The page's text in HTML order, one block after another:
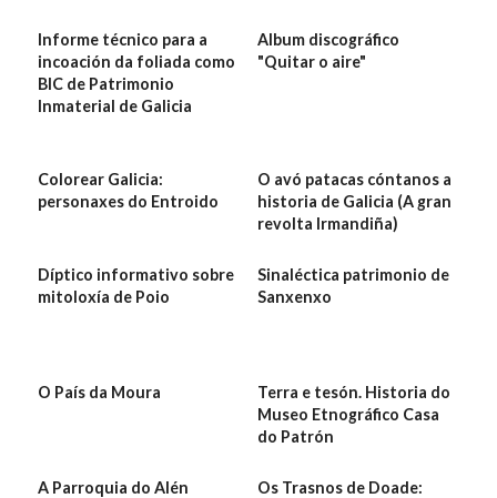
Informe técnico para a
incoación da foliada como
BIC de Patrimonio
Inmaterial de Galicia
Album discográfico
"Quitar o aire"
Colorear Galicia:
personaxes do Entroido
O avó patacas cóntanos a
historia de Galicia (A gran
revolta Irmandiña)
Díptico informativo sobre
mitoloxía de Poio
Sinaléctica patrimonio de
Sanxenxo
O País da Moura
Terra e tesón. Historia do
Museo Etnográfico Casa
do Patrón
A Parroquia do Alén Os Trasnos de Doade: